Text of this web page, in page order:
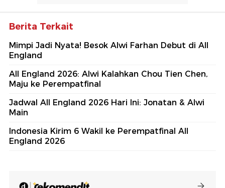
Berita Terkait
Mimpi Jadi Nyata! Besok Alwi Farhan Debut di All
England
All England 2026: Alwi Kalahkan Chou Tien Chen,
Maju ke Perempatfinal
Jadwal All England 2026 Hari Ini: Jonatan & Alwi
Main
Indonesia Kirim 6 Wakil ke Perempatfinal All
England 2026